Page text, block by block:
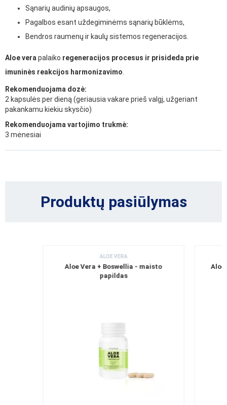
Sąnarių audinių apsaugos,
Pagalbos esant uždegiminėms sąnarių būklėms,
Bendros raumenų ir kaulų sistemos regeneracijos.
Aloe vera palaiko regeneracijos procesus ir prisideda prie
imuninės reakcijos harmonizavimo
Rekomenduojama dozė:
2 kapsulės per dieną (geriausia vakare prieš valgį, užgeriant
pakankamu kiekiu skysčio)
Rekomenduojama vartojimo trukmė:
3 mėnesiai
Produktų pasiūlymas
ALOE VERA
Aloe Vera + Boswellia - maisto
papildas
Aloe